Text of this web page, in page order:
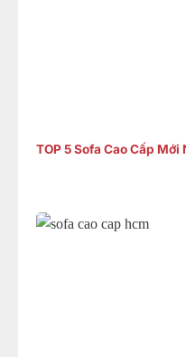
TOP 5 Sofa Cao Cấp